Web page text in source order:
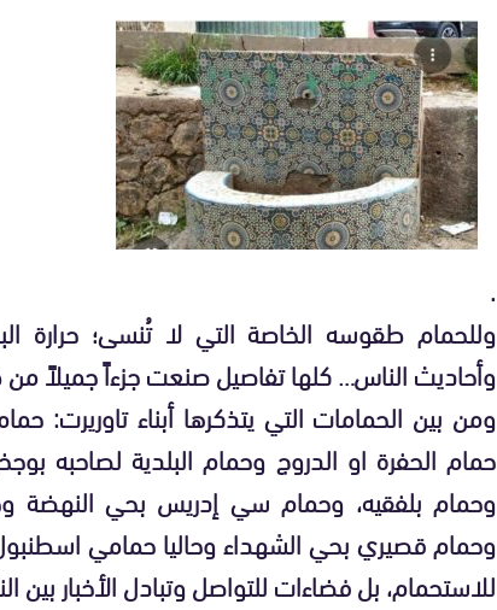
.
وللحمام طقوسه الخاصة التي لا تُنسى؛ حرارة
وأحاديث الناس… كلها تفاصيل صنعت جزءاً جميلاً من
ومن بين الحمامات التي يتذكرها أبناء تاوريرت:
حمام الحفرة او الدروج وحمام البلدية لصاحبه
وحمام بلفقيه، وحمام سي إدريس بحي النهضة
وحمام قصيري بحي الشهداء وحاليا حمامي
للاستحمام، بل فضاءات للتواصل وتبادل الأخبار بين